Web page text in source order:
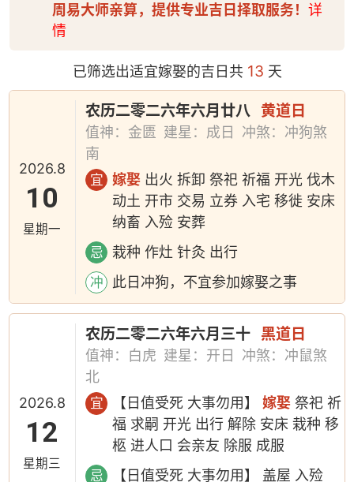
周易大师亲算，提供专业吉日择取服务！ 详
情
已筛选出适宜嫁娶的吉日共13 天
2026.8
10
星期一
农历二零二六年六月廿八 黄道日
值神：金匮 建星：成日
冲煞：冲狗煞
南
宜 嫁娶 出火 拆卸 祭祀 祈福 开光 伐木
动土 开市 交易 立券 入宅 移徙 安床
纳畜 入殓 安葬
忌 栽种 作灶 针灸 出行
冲 此日冲狗，不宜参加嫁娶之事
2026.8
12
星期三
农历二零二六年六月三十 黑道日
值神：白虎 建星：开日
冲煞：冲鼠煞
北
宜 【日值受死 大事勿用】嫁娶 祭祀 祈
福 求嗣 开光 出行 解除 安床 栽种 移
柩 进人口 会亲友 除服 成服
忌
【日值受死 大事勿用】 盖屋 入殓